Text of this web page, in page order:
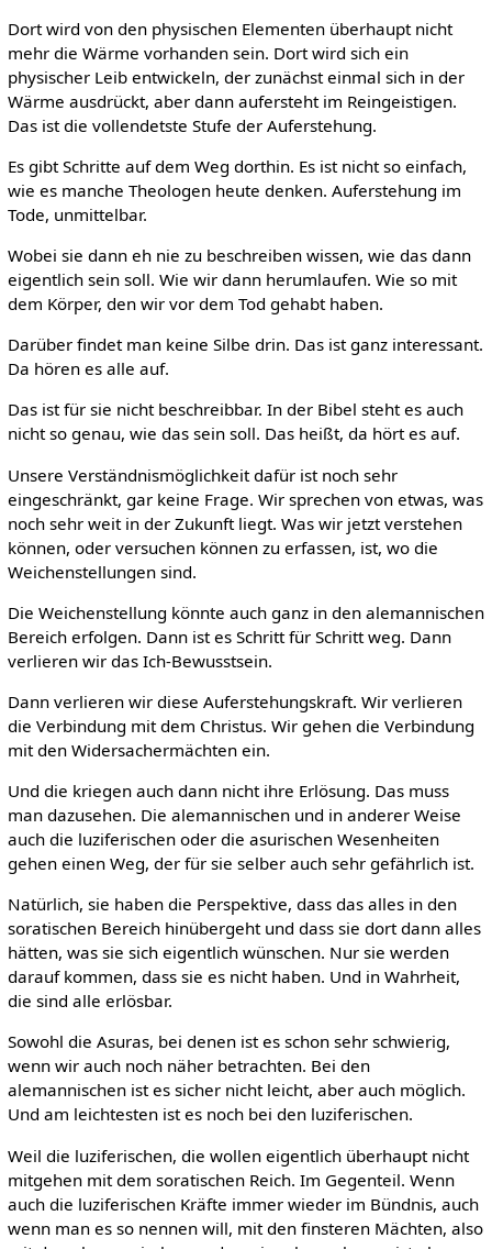
Dort wird von den physischen Elementen überhaupt nicht
mehr die Wärme vorhanden sein. Dort wird sich ein
physischer Leib entwickeln, der zunächst einmal sich in der
Wärme ausdrückt, aber dann aufersteht im Reingeistigen.
Das ist die vollendetste Stufe der Auferstehung.
Es gibt Schritte auf dem Weg dorthin. Es ist nicht so einfach,
wie es manche Theologen heute denken. Auferstehung im
Tode, unmittelbar.
Wobei sie dann eh nie zu beschreiben wissen, wie das dann
eigentlich sein soll. Wie wir dann herumlaufen. Wie so mit
dem Körper, den wir vor dem Tod gehabt haben.
Darüber findet man keine Silbe drin. Das ist ganz interessant.
Da hören es alle auf.
Das ist für sie nicht beschreibbar. In der Bibel steht es auch
nicht so genau, wie das sein soll. Das heißt, da hört es auf.
Unsere Verständnismöglichkeit dafür ist noch sehr
eingeschränkt, gar keine Frage. Wir sprechen von etwas, was
noch sehr weit in der Zukunft liegt. Was wir jetzt verstehen
können, oder versuchen können zu erfassen, ist, wo die
Weichenstellungen sind.
Die Weichenstellung könnte auch ganz in den alemannischen
Bereich erfolgen. Dann ist es Schritt für Schritt weg. Dann
verlieren wir das Ich-Bewusstsein.
Dann verlieren wir diese Auferstehungskraft. Wir verlieren
die Verbindung mit dem Christus. Wir gehen die Verbindung
mit den Widersachermächten ein.
Und die kriegen auch dann nicht ihre Erlösung. Das muss
man dazusehen. Die alemannischen und in anderer Weise
auch die luziferischen oder die asurischen Wesenheiten
gehen einen Weg, der für sie selber auch sehr gefährlich ist.
Natürlich, sie haben die Perspektive, dass das alles in den
soratischen Bereich hinübergeht und dass sie dort dann alles
hätten, was sie sich eigentlich wünschen. Nur sie werden
darauf kommen, dass sie es nicht haben. Und in Wahrheit,
die sind alle erlösbar.
Sowohl die Asuras, bei denen ist es schon sehr schwierig,
wenn wir auch noch näher betrachten. Bei den
alemannischen ist es sicher nicht leicht, aber auch möglich.
Und am leichtesten ist es noch bei den luziferischen.
Weil die luziferischen, die wollen eigentlich überhaupt nicht
mitgehen mit dem soratischen Reich. Im Gegenteil. Wenn
auch die luziferischen Kräfte immer wieder im Bündnis, auch
wenn man es so nennen will, mit den finsteren Mächten, also